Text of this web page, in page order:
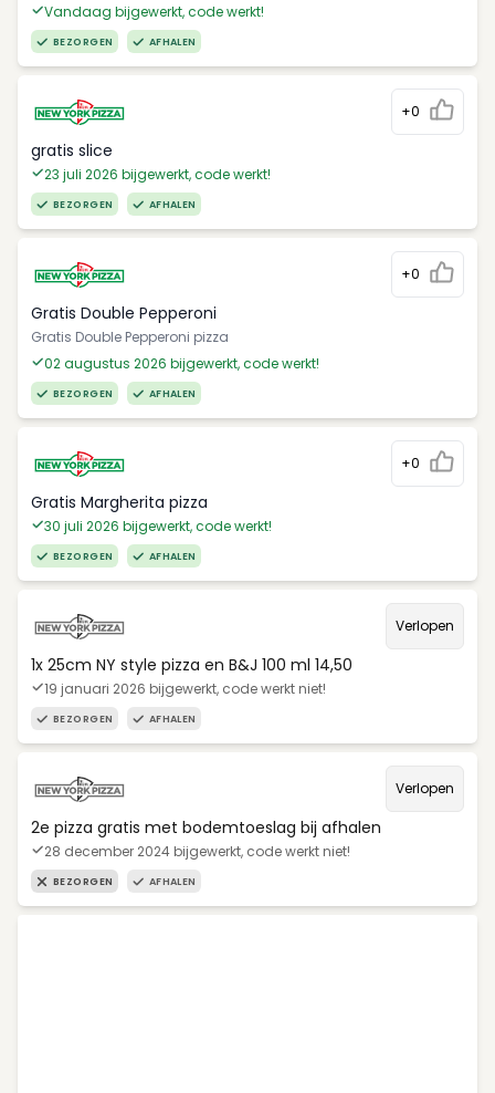
Vandaag bijgewerkt, code werkt!
BEZORGEN AFHALEN
+0
gratis slice
23 juli 2026 bijgewerkt, code werkt!
BEZORGEN AFHALEN
+0
Gratis Double Pepperoni
Gratis Double Pepperoni pizza
02 augustus 2026 bijgewerkt, code werkt!
BEZORGEN AFHALEN
+0
Gratis Margherita pizza
30 juli 2026 bijgewerkt, code werkt!
BEZORGEN AFHALEN
Verlopen
1x 25cm NY style pizza en B&J 100 ml 14,50
19 januari 2026 bijgewerkt, code werkt niet!
BEZORGEN AFHALEN
Verlopen
2e pizza gratis met bodemtoeslag bij afhalen
28 december 2024 bijgewerkt, code werkt niet!
BEZORGEN AFHALEN